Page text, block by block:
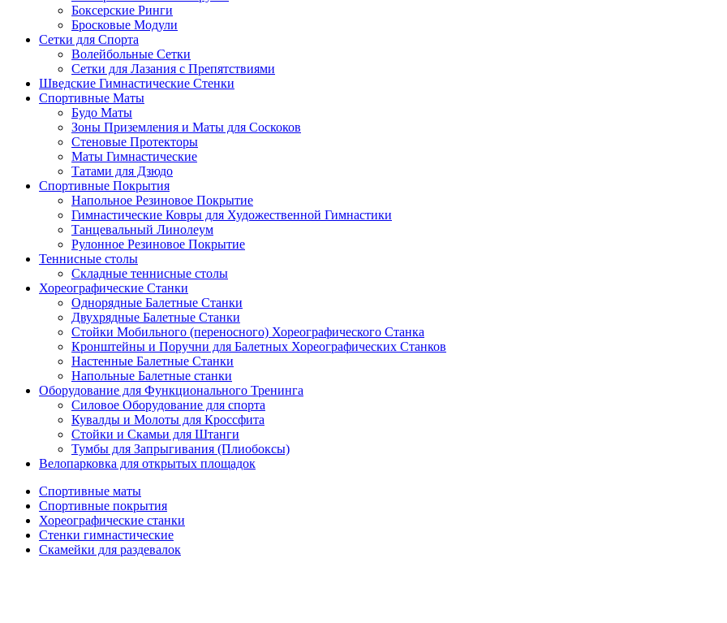
Боксерские Ринги
Бросковые Модули
Сетки для Спорта
Волейбольные Сетки
Сетки для Лазания с Препятствиями
Шведские Гимнастические Стенки
Спортивные Маты
Будо Маты
Зоны Приземления и Маты для Соскоков
Стеновые Протекторы
Маты Гимнастические
Татами для Дзюдо
Спортивные Покрытия
Напольное Резиновое Покрытие
Гимнастические Ковры для Художественной Гимнастики
Танцевальный Линолеум
Рулонное Резиновое Покрытие
Теннисные столы
Складные теннисные столы
Хореографические Станки
Однорядные Балетные Станки
Двухрядные Балетные Станки
Стойки Мобильного (переносного) Хореографического Станка
Кронштейны и Поручни для Балетных Хореографических Станков
Настенные Балетные Станки
Напольные Балетные станки
Оборудование для Функционального Тренинга
Силовое Оборудование для спорта
Кувалды и Молоты для Кроссфита
Стойки и Скамьи для Штанги
Тумбы для Запрыгивания (Плиобоксы)
Велопарковка для открытых площадок
Спортивные маты
Спортивные покрытия
Хореографические станки
Стенки гимнастические
Скамейки для раздевалок